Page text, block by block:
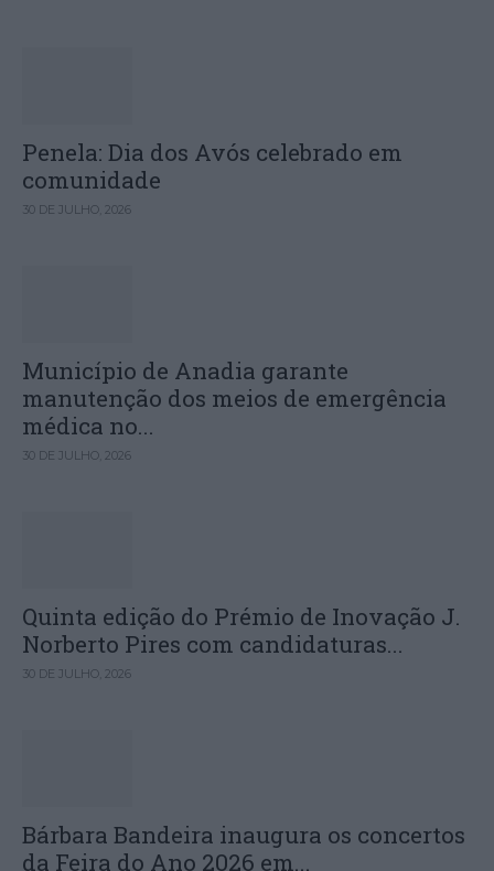
Penela: Dia dos Avós celebrado em
comunidade
30 DE JULHO, 2026
Município de Anadia garante
manutenção dos meios de emergência
médica no...
30 DE JULHO, 2026
Quinta edição do Prémio de Inovação J.
Norberto Pires com candidaturas...
30 DE JULHO, 2026
Bárbara Bandeira inaugura os concertos
da Feira do Ano 2026 em...